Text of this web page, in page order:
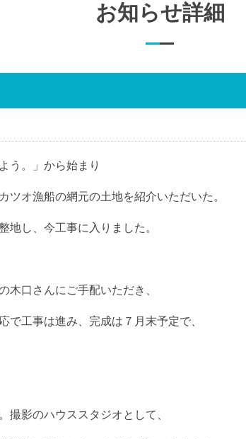
お知らせ詳細
う。」から始まり
ツオ漁船の網元の土地を紹介いただいた。
地し、今工事に入りました。
木口さんにご手配いただき、
で工事は進み、完成は７月末予定で、
撮影のハウススタジオとして、